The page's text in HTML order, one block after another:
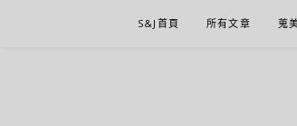
S&J首頁 所有文章 蒐